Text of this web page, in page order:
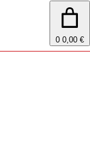
0 0,00 €